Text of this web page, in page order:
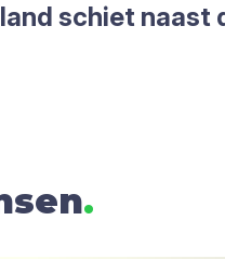
schiet
.